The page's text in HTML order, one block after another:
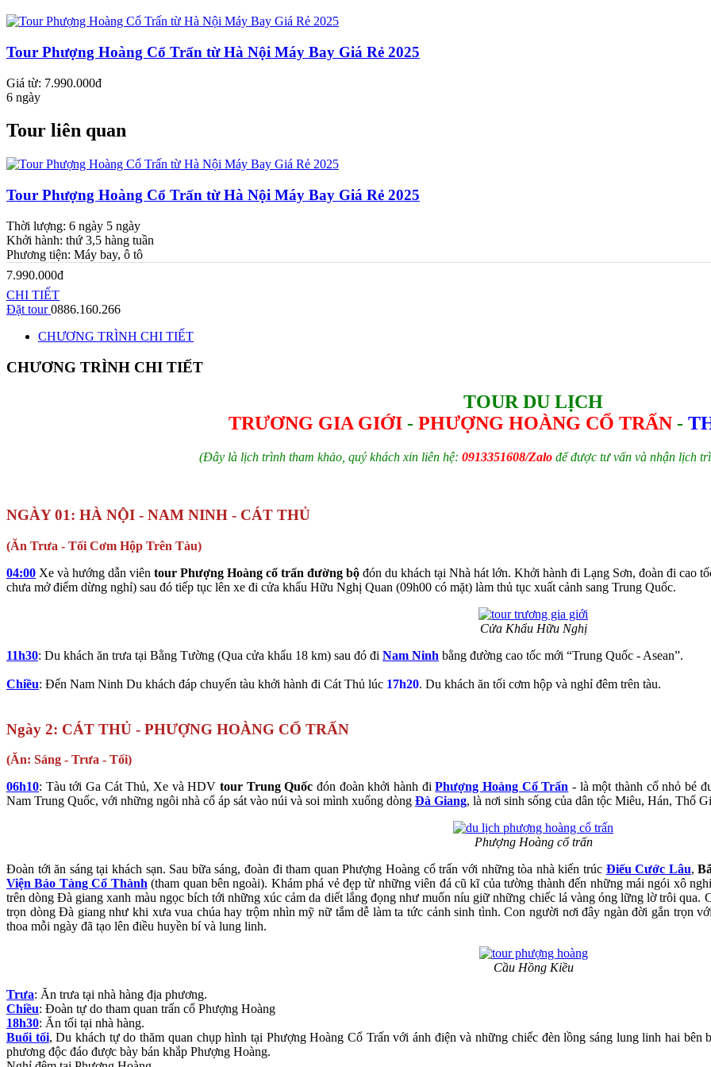
Tour Phượng Hoàng Cổ Trấn từ Hà Nội Máy Bay Giá Rẻ 2025
Giá từ: 7.990.000đ
6 ngày
Tour liên quan
Tour Phượng Hoàng Cổ Trấn từ Hà Nội Máy Bay Giá Rẻ 2025
Thời lượng: 6 ngày 5 ngày
Khởi hành: thứ 3,5 hàng tuần
Phương tiện: Máy bay, ô tô
7.990.000đ
CHI TIẾT
Đặt tour0886.160.266
CHƯƠNG TRÌNH CHI TIẾT
CHƯƠNG TRÌNH CHI TIẾT
TOUR DU LỊCH
TRƯƠNG GIA GIỚI- PHƯỢNG HOÀNG CỔ TRẤN -
(Đây là lịch trình tham khảo, quý khách xin liên hệ: 0913351608/Zalo để được tư vấn và nhận lịch
NGÀY 01: HÀ NỘI - NAM NINH - CÁT THỦ
(Ăn Trưa - Tối Cơm Hộp Trên Tàu)
04:00 Xe và hướng dẫn viên tour Phượng Hoàng cổ trấn đường bộ đón du khách tại Nhà hát lớn. Khởi hành đi Lạng Sơn, đoàn đi cao
chưa mở điểm dừng nghỉ) sau đó tiếp tục lên xe đi cửa khẩu Hữu Nghị Quan (09h00 có mặt) làm thủ tục xuất cảnh sang Trung Quốc.
Cửa Khẩu Hữu Nghị
11h30: Du khách ăn trưa tại Bằng Tường (Qua cửa khẩu 18 km) sau đó đi Nam Ninh bằng đường cao tốc mới “Trung Quốc - Asean”.
Chiều: Đến Nam Ninh Du khách đáp chuyến tàu khởi hành đi Cát Thủ lúc 17h20. Du khách ăn tối cơm hộp và nghỉ đêm trên tàu.
Ngày 2: CÁT THỦ - PHƯỢNG HOÀNG CỔ TRẤN
(Ăn: Sáng - Trưa - Tối)
06h10: Tàu tới Ga Cát Thủ, Xe và HDV tour Trung Quốc đón đoàn khởi hành điPhượng Hoàng Cổ Trấn - là một thành cổ nhỏ bé
Nam Trung Quốc, với những ngôi nhà cổ áp sát vào núi và soi mình xuống dòng Đà Giang, là nơi sinh sống của dân tộc Miêu, Hán, Thổ
Phượng Hoàng cổ trấn
Đoàn tới ăn sáng tại khách sạn. Sau bữa sáng, đoàn đi tham quan Phượng Hoàng cổ trấn với những tòa nhà kiến trúc Điếu Cước Lâu,
Viện Bảo Tàng Cổ Thành (tham quan bên ngoài). Khám phá vẻ đẹp từ những viên đá cũ kĩ của tường thành đến những mái ngói xô
trên dòng Đà giang xanh màu ngọc bích tới những xúc cảm da diết lắng đọng như muốn níu giữ những chiếc lá vàng óng lững lờ trôi qua.
trọn dòng Đà giang như khi xưa vua chúa hay trộm nhìn mỹ nữ tắm dễ làm ta tức cảnh sinh tình. Con người nơi đây ngàn đời gắn trọn
thoa mỗi ngày đã tạo lên điều huyền bí và lung linh.
Cầu Hồng Kiều
Trưa: Ăn trưa tại nhà hàng địa phương.
Chiều: Đoàn tự do tham quan trấn cổ Phượng Hoàng
18h30: Ăn tối tại nhà hàng.
Buổi tối, Du khách tự do thăm quan chụp hình tại Phượng Hoàng Cổ Trấn với ánh điện và những chiếc đèn lồng sáng lung linh hai
phương độc đáo được bày bán khắp Phượng Hoàng.